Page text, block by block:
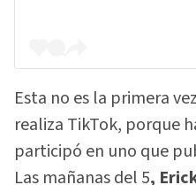
Esta no es la primera
realiza TikTok, porque
participó en uno que
Las mañanas del 5,